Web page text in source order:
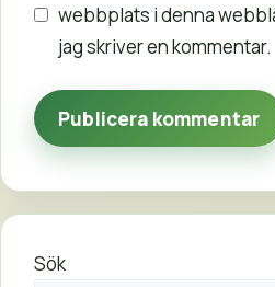
webbplats i denna
jag skriver en kommentar.
Sök